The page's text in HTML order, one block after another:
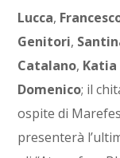
Lucca,
Genitori,
Catalano, Katia
Domenico; il
ospite di
presenterà